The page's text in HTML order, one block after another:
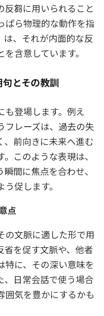
反芻に用いられること
ぱら物理的な動作を指
は、それが内面的な反
含意しています。
句とその教訓
も登場します。例え
フレーズは、過去の失
、前向きに未来へ進む
このような表現は、
間に焦点を合わせ、
促します。
点
の文脈に適した形で用
省を促す文脈や、他者
特に、その深い意味を
、日常会話で使う場合
囲気を豊かにするかも